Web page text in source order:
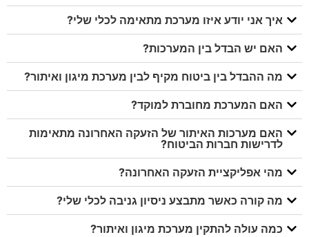
איך אני יודע איזו מערכת מתאימה לכלי שלי?
האם יש הבדל בין המערכות?
מה ההבדל בין ביטוח מקיף לבין מערכת מיגון ואיתור?
האם המערכת מחוברת למוקד?
האם מערכות האיתור של הזעקה האחרונה מתאימות
לדרישות חברות הביטוח?
מהי אפליקציית הזעקה האחרונה?
מה קורה כאשר מתבצע ניסיון גניבה לכלי שלי?
כמה עולה להתקין מערכת מיגון ואיתור?